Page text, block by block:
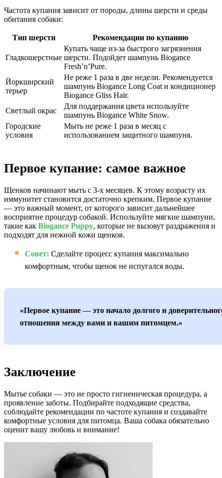
Частота купания зависит от породы, длины шерсти и среды
обитания собаки:
Тип шерсти Рекомендации по купанию
Гладкошерстные
Купать чаще из-за быстрого загрязнения
шерсти. Подойдет шампунь Biogance
Fresh’n’Pure.
Йоркширский
терьер
Не реже 1 раза в две недели. Рекомендуется
шампунь Biogance Long Coat и кондиционер
Biogance Gliss Hair.
Светлый окрас
Для поддержания цвета используйте
шампунь Biogance White Snow.
Городские
условия
Мыть не реже 1 раза в месяц с
использованием защитного шампуня.
Первое купание: самое важное
Щенков начинают мыть с 3-х месяцев. К этому возрасту их
иммунитет становится достаточно крепким. Первое купание
— это важный момент, от которого зависит дальнейшее
восприятие процедур собакой. Используйте мягкие шампуни,
такие как Biogance Puppy, которые не вызовут раздражения и
подходят для нежной кожи щенков.
Совет: Сделайте процесс купания максимально
комфортным, чтобы щенок не испугался воды.
«Первое купание — это начало долгого и
отношения между вами и вашим питомцем.»
Заключение
Мытье собаки — это не просто гигиеническая процедура, а
проявление заботы. Подбирайте подходящие средства,
соблюдайте рекомендации по частоте купания и создавайте
комфортные условия для питомца. Ваша собака обязательно
оценит вашу любовь и внимание!